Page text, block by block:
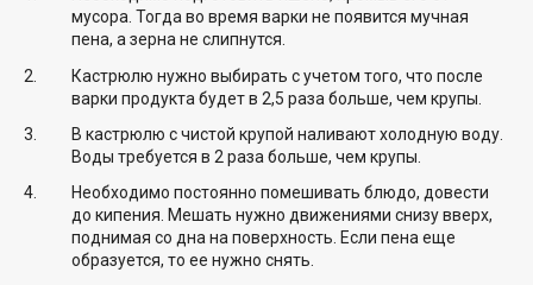
мусора. Тогда во время варки не появится мучная
пена, а зерна не слипнутся.
Кастрюлю нужно выбирать с учетом того, что после
варки продукта будет в 2,5 раза больше, чем крупы.
В кастрюлю с чистой крупой наливают холодную воду.
Воды требуется в 2 раза больше, чем крупы.
Необходимо постоянно помешивать блюдо, довести
до кипения. Мешать нужно движениями снизу вверх,
поднимая со дна на поверхность. Если пена еще
образуется, то ее нужно снять.